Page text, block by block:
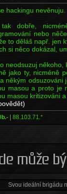
hackingu
dobře,
nebo
to děláš např. jen
si něco dokázal,
neodsuzuj někoho,
jako ty, nicméně
někým odsuzováni
masou a proto je
masou kritizováni
| 88.103.71.*
Svou ideální brigádu